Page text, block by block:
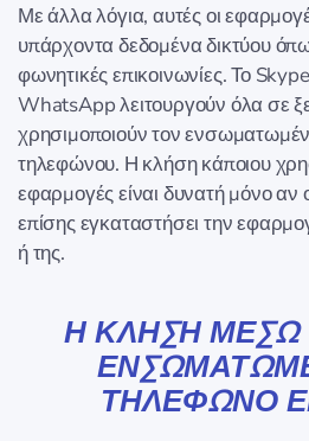
Με άλλα λόγια, αυτές οι
υπάρχοντα δεδομένα δικτύου
φωνητικές επικοινωνίες. Το
WhatsApp λειτουργούν όλα σε
χρησιμοποιούν τον
τηλεφώνου. Η κλήση κάποιου
εφαρμογές είναι δυνατή μόνο αν
επίσης εγκαταστήσει την
ή της.
Η ΚΛΉΣΗ ΜΈΣΩ
ΤΗΛΈΦΩΝΟ